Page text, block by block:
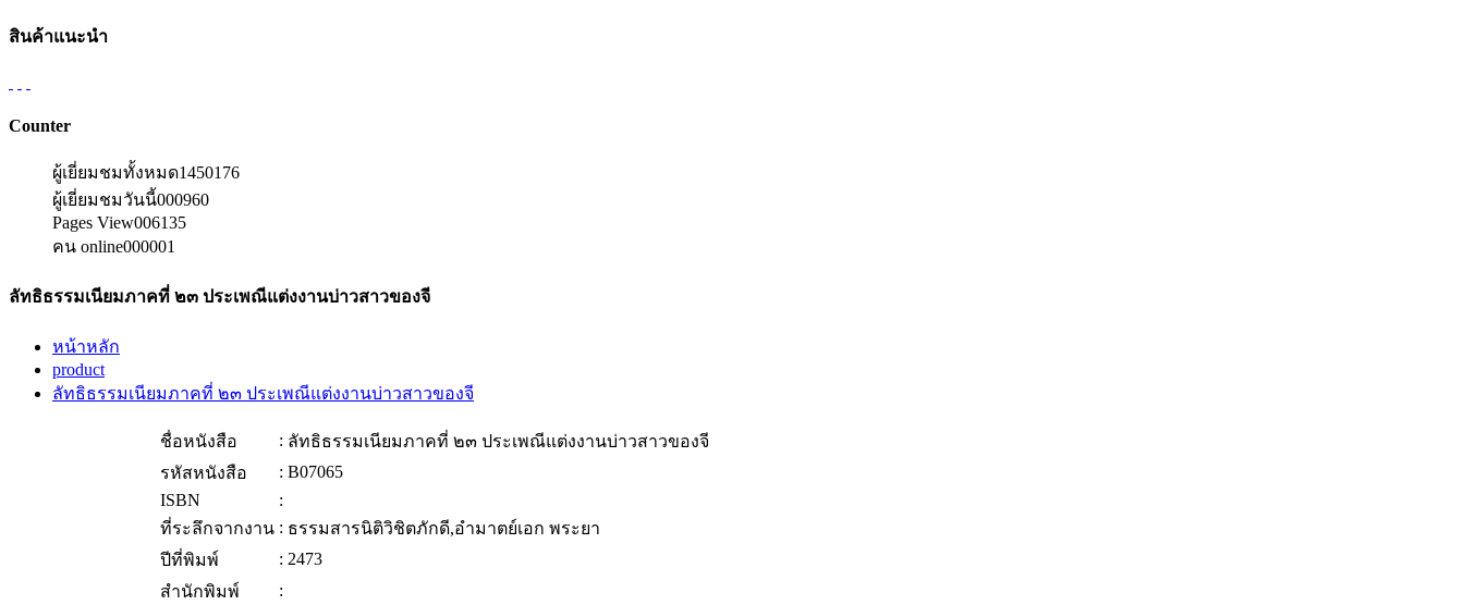
สินค้าแนะนำ
Counter
ผู้เยี่ยมชมทั้งหมด1450176
ผู้เยี่ยมชมวันนี้000960
Pages View006135
คน online000001
ลัทธิธรรมเนียมภาคที่ ๒๓ ประเพณีแต่งงานบ่าวสาวของจี
หน้าหลัก
product
ลัทธิธรรมเนียมภาคที่ ๒๓ ประเพณีแต่งงานบ่าวสาวของจี
ชื่อหนังสือ : ลัทธิธรรมเนียมภาคที่ ๒๓ ประเพณีแต่งงานบ่าวสาวของจี
รหัสหนังสือ
: B07065
ISBN
:
ที่ระลึกจากงาน : ธรรมสารนิติวิชิตภักดี,อำมาตย์เอก พระยา
ปีที่พิมพ์
: 2473
สำนักพิมพ์
: